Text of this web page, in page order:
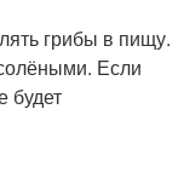
грибы в пищу.
Если
будет